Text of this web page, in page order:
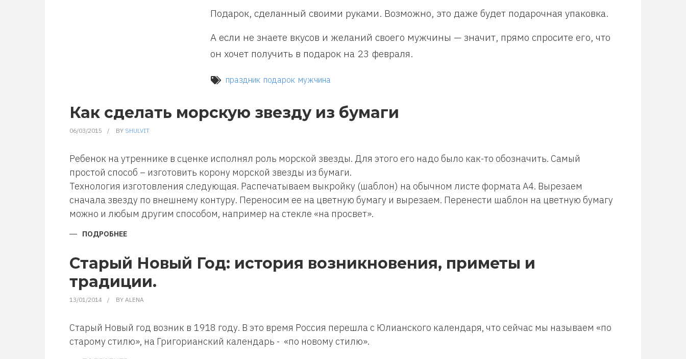
Подарок, сделанный своими руками. Возможно, это даже будет подарочная упаковка.
А если не знаете вкусов и желаний своего мужчины — значит, прямо спросите его, что
он хочет получить в подарок на 23 февраля.
праздник подарок мужчина
Как сделать морскую звезду из бумаги
06/03/2015 BY SHULVIT
Ребенок на утреннике в сценке исполнял роль морской звезды. Для этого его надо было как-то обозначить. Самый
простой способ – изготовить корону морской звезды из бумаги.
Технология изготовления следующая. Распечатываем выкройку (шаблон) на обычном листе формата А4. Вырезаем
сначала звезду по внешнему контуру. Переносим ее на цветную бумагу и вырезаем. Перенести шаблон на цветную бумагу
можно и любым другим способом, например на стекле «на просвет».
ПОДРОБНЕЕ
МОРСКУЮ
ЗВЕЗДУ
ИЗ
БУМАГИ
Старый Новый Год: история возникновения, приметы и
традиции.
13/01/2014 BY ALENA
Старый Новый год возник в 1918 году. В это время Россия перешла с Юлианского календаря, что сейчас мы называем «по
старому стилю», на Григорианский календарь - «по новому стилю».